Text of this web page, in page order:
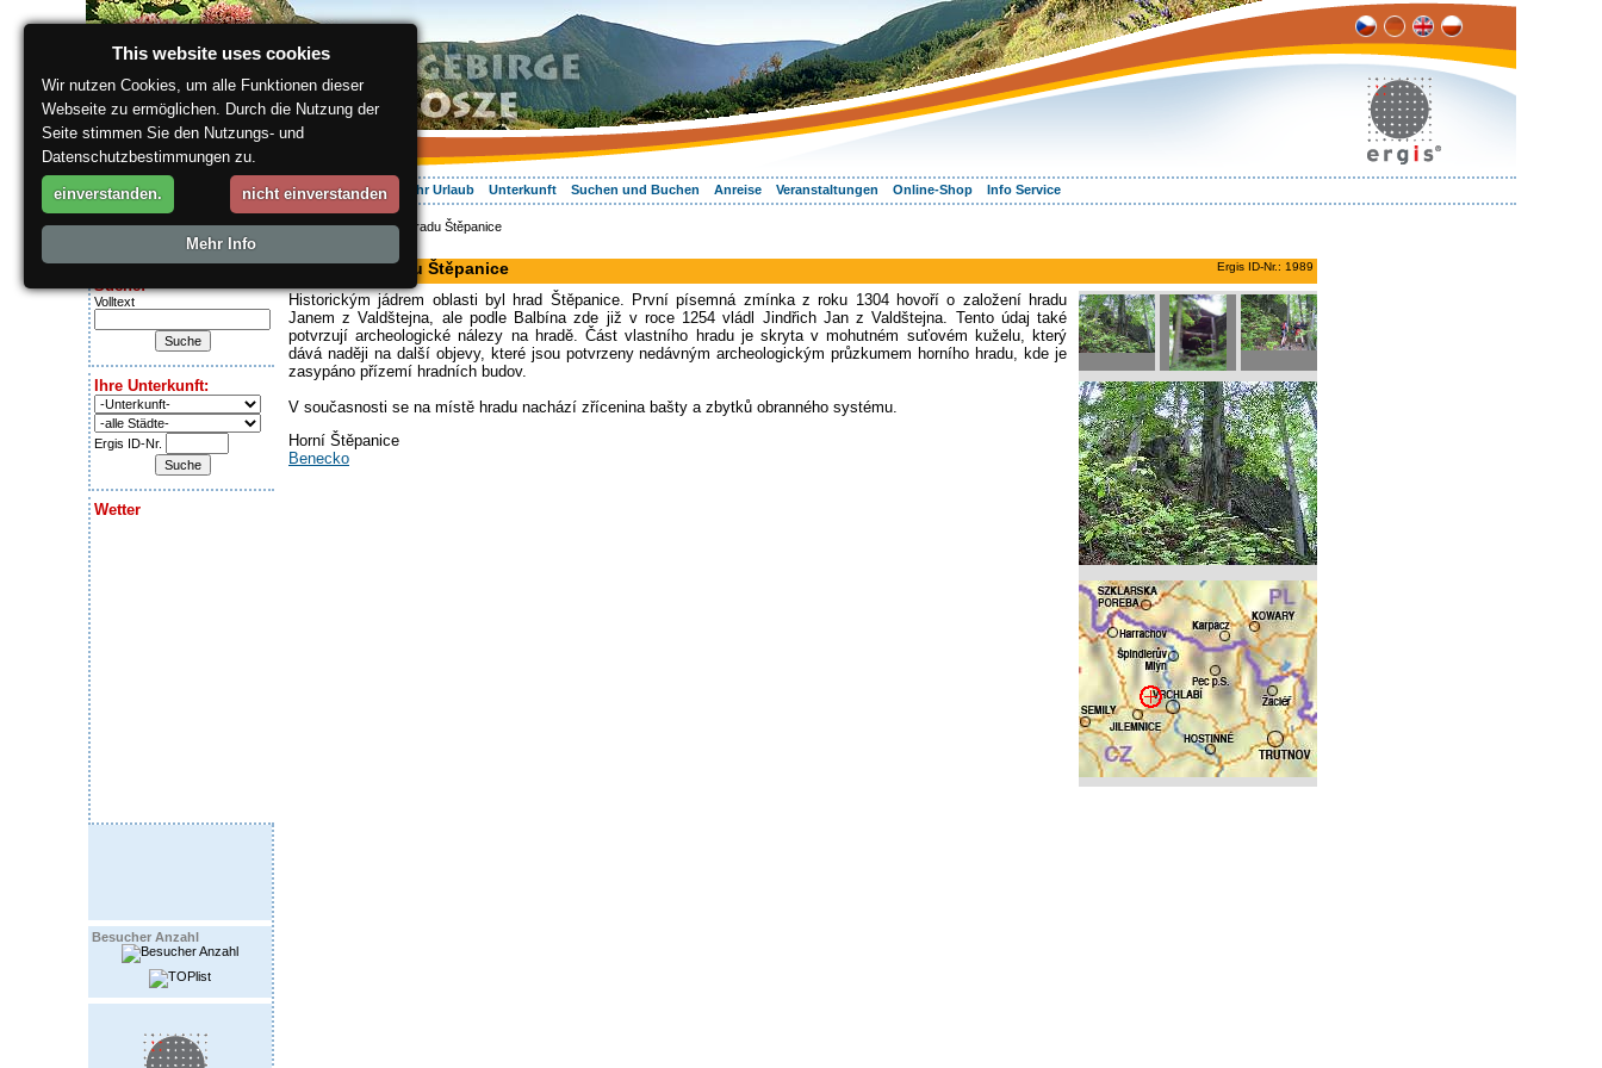
Über die Region Aktiv Erleben Entspannung Ihr Urlaub Unterkunft Suchen und Buchen Anreise Veranstaltungen Online-Shop Info Service
Sunday 9.08.2026
Suche:
Volltext
Ihre Unterkunft:
Ergis ID-Nr.
Wetter
Besucher Anzahl
ergis.cz> Zříceniny hradu Štěpanice
Ergis ID-Nr.: 1989
Zříceniny hradu Štěpanice
Historickým jádrem oblasti byl hrad Štěpanice. První písemná zmínka z roku 1304 hovoří o založení hradu
Janem z Valdštejna, ale podle Balbína zde již v roce 1254 vládl Jindřich Jan z Valdštejna. Tento údaj také
potvrzují archeologické nálezy na hradě. Část vlastního hradu je skryta v mohutném suťovém kuželu, který
dává naději na další objevy, které jsou potvrzeny nedávným archeologickým průzkumem horního hradu, kde je
zasypáno přízemí hradních budov.
V současnosti se na místě hradu nachází zřícenina bašty a zbytků obranného systému.
Horní Štěpanice
Benecko
This website uses cookies
Wir nutzen Cookies, um alle Funktionen dieser
Webseite zu ermöglichen. Durch die Nutzung der
Seite stimmen Sie den Nutzungs- und
Datenschutzbestimmungen zu.
einverstanden. nicht einverstanden
Mehr Info